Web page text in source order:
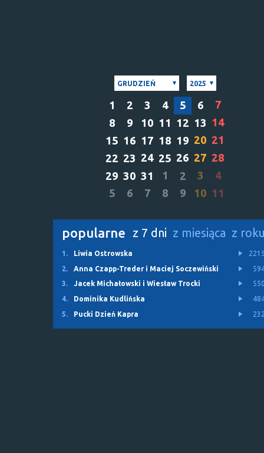
GRUDZIEŃ 2025
1 2 3 4 5 6
7
8
9 10 11 12 13 14
15 16 17 18 19 20 21
22 23 24 25 26 27 28
29 30 31 1 2 3
4
5
6 7 8 9 10 11
popularne z 7 dni z miesiąca z
1. Liwia Ostrowska
2.
Anna Czapp-Treder i Maciej Soczewiński
3.
Jacek Michałowski i Wiesław Trocki
4.
Dominika Kudlińska
5.
Pucki Dzień Kapra